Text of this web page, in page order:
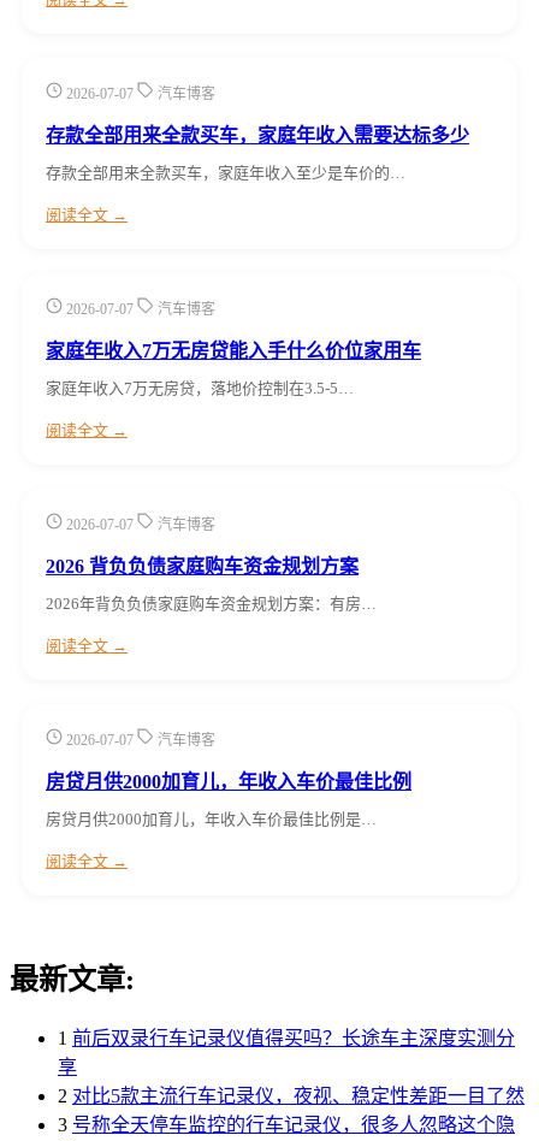
2026-07-07 汽车博客
存款全部用来全款买车，家庭年收入需要达标多少
存款全部用来全款买车，家庭年收入至少是车价的…
阅读全文 →
2026-07-07 汽车博客
家庭年收入7万无房贷能入手什么价位家用车
家庭年收入7万无房贷，落地价控制在3.5-5…
阅读全文 →
2026-07-07 汽车博客
2026 背负负债家庭购车资金规划方案
2026年背负负债家庭购车资金规划方案：有房…
阅读全文 →
2026-07-07 汽车博客
房贷月供2000加育儿，年收入车价最佳比例
房贷月供2000加育儿，年收入车价最佳比例是…
阅读全文 →
最新文章:
1 前后双录行车记录仪值得买吗？长途车主深度实测分
享
2 对比5款主流行车记录仪，夜视、稳定性差距一目了然
3 号称全天停车监控的行车记录仪，很多人忽略这个隐